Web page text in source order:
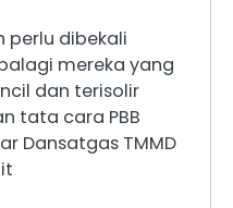
perlu dibekali
mereka yang
dan terisolir
tata cara PBB
Dansatgas TMMD